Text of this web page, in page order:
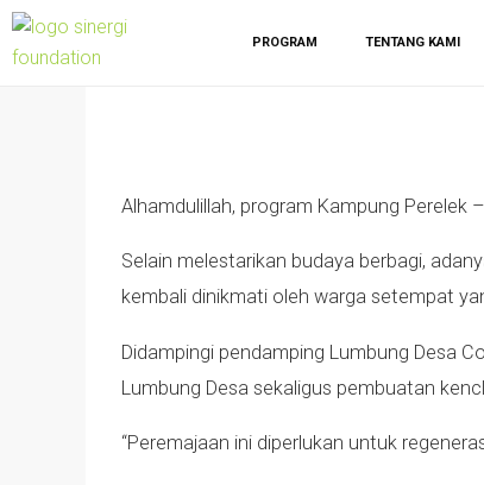
PROGRAM TENTANG KAMI
Alhamdulillah, program Kampung Perelek
Selain melestarikan budaya berbagi,
kembali dinikmati oleh warga setempat
Didampingi pendamping Lumbung Desa
Lumbung Desa sekaligus pembuatan
“Peremajaan ini diperlukan untuk